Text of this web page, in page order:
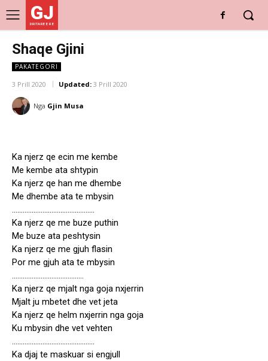
GJ
DRITARE E RE
Shaqe Gjini
PAKATEGORI
3 Prill 2020 Updated: 3 Prill 2020
Nga Gjin Musa
Ka njerz qe ecin me kembe
Me kembe ata shtypin
Ka njerz qe han me dhembe
Me dhembe ata te mbysin
……………………………………….
Ka njerz qe me buze puthin
Me buze ata peshtysin
Ka njerz qe me gjuh flasin
Por me gjuh ata te mbysin
………………………………….
Ka njerz qe mjalt nga goja nxjerrin
Mjalt ju mbetet dhe vet jeta
Ka njerz qe helm nxjerrin nga goja
Ku mbysin dhe vet vehten
……………………………………….
Ka djaj te maskuar si engjull